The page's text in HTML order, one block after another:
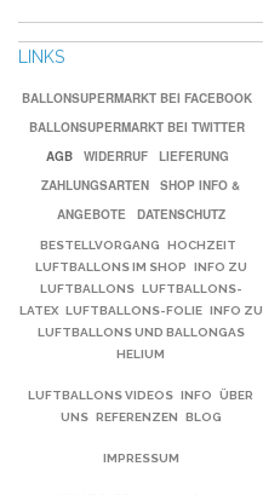
LINKS
BALLONSUPERMARKT BEI FACEBOOK
BALLONSUPERMARKT BEI TWITTER
AGB
WIDERRUF
LIEFERUNG
ZAHLUNGSARTEN
SHOP INFO &
ANGEBOTE
DATENSCHUTZ
BESTELLVORGANG
HOCHZEIT
LUFTBALLONS IM SHOP
INFO ZU
LUFTBALLONS
LUFTBALLONS-
LATEX
LUFTBALLONS-FOLIE
INFO ZU
LUFTBALLONS UND BALLONGAS
HELIUM
LUFTBALLONS VIDEOS INFO
ÜBER
UNS
REFERENZEN BLOG
IMPRESSUM